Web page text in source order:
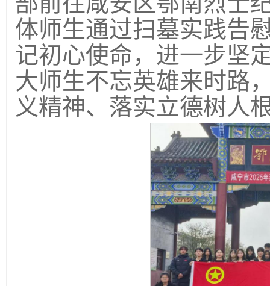
体师生通过扫墓实践告
记初心使命，进一步坚
大师生不忘英雄来时路
义精神、落实立德树人